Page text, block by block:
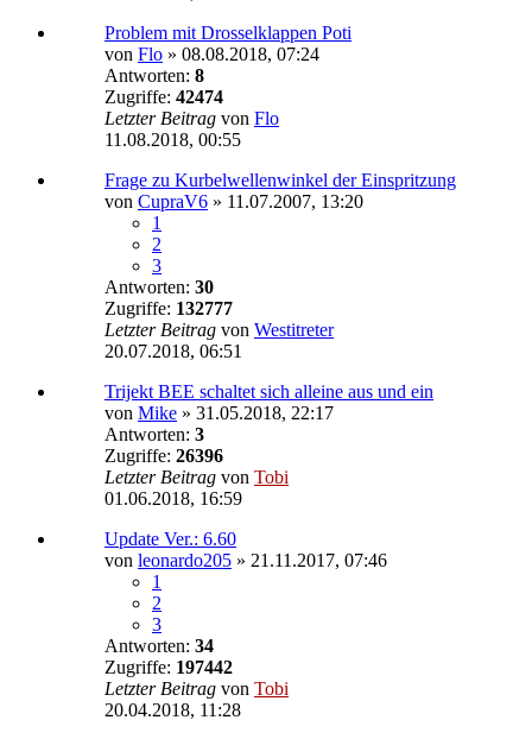
Problem mit Drosselklappen Poti
von Flo » 08.08.2018, 07:24
Antworten: 8
Zugriffe: 42474
Letzter Beitrag von Flo
11.08.2018, 00:55
Frage zu Kurbelwellenwinkel der Einspritzung
von CupraV6 » 11.07.2007, 13:20
1
2
3
Antworten: 30
Zugriffe: 132777
Letzter Beitrag von Westitreter
20.07.2018, 06:51
Trijekt BEE schaltet sich alleine aus und ein
von Mike » 31.05.2018, 22:17
Antworten: 3
Zugriffe: 26396
Letzter Beitrag von Tobi
01.06.2018, 16:59
Update Ver.: 6.60
von leonardo205 » 21.11.2017, 07:46
1
2
3
Antworten: 34
Zugriffe: 197442
Letzter Beitrag von Tobi
20.04.2018, 11:28